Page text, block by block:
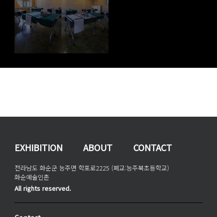
EXHIBITION ABOUT CONTACT
전라남도 화순군 능주면 학포로2225 (폐교:능주북초등학교)
화순예술인촌
All rights reserved.